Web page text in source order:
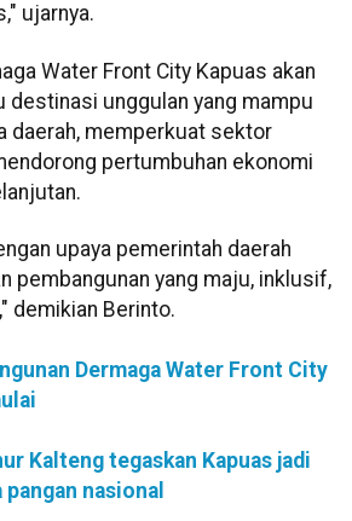
ujarnya.
Water Front City Kapuas akan
destinasi unggulan yang mampu
daerah, memperkuat sektor
pertumbuhan ekonomi
upaya pemerintah daerah
pembangunan yang maju, inklusif,
demikian Berinto.
Dermaga Water Front City
Kalteng tegaskan Kapuas jadi
nasional